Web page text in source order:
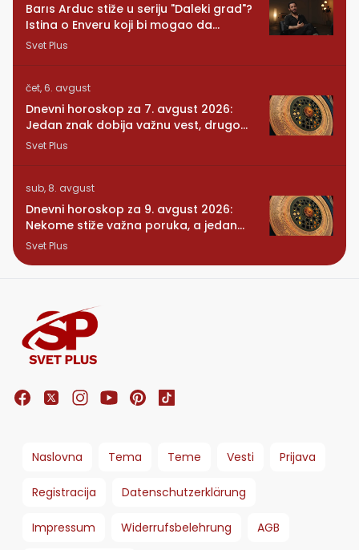
Barıs Arduc stiže u seriju "Daleki grad"?
Istina o Enveru koji bi mogao da
promeni sve
Svet Plus
čet, 6. avgust
Dnevni horoskop za 7. avgust 2026:
Jedan znak dobija važnu vest, drugom
se vraća osoba iz prošlosti
Svet Plus
sub, 8. avgust
Dnevni horoskop za 9. avgust 2026:
Nekome stiže važna poruka, a jedan
znak konačno preseca
Svet Plus
Naslovna Tema Teme Vesti Prijava
Registracija Datenschutzerklärung
Impressum Widerrufsbelehrung AGB